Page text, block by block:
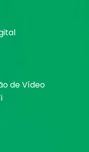
de Vídeo